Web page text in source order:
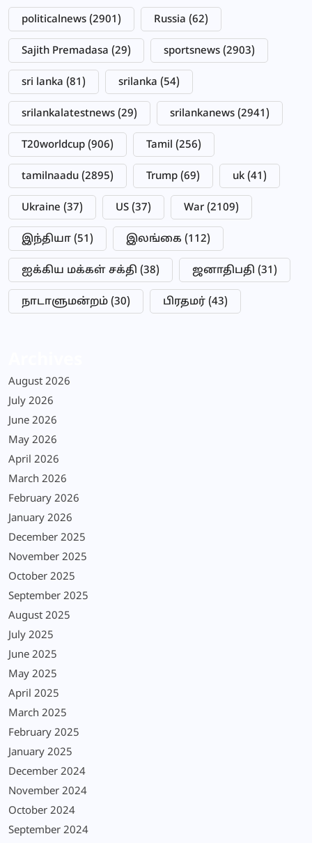
politicalnews (2901) Russia (62)
Sajith Premadasa (29) sportsnews (2903)
sri lanka (81) srilanka (54)
srilankalatestnews (29) srilankanews (2941)
T20worldcup (906) Tamil (256)
tamilnaadu (2895) Trump (69) uk (41)
Ukraine (37) US (37) War (2109)
இந்தியா (51) இலங்கை (112)
ஐக்கிய மக்கள் சக்தி (38) ஜனாதிபதி (31)
நாடாளுமன்றம் (30) பிரதமர் (43)
August 2026
July 2026
June 2026
May 2026
April 2026
March 2026
February 2026
January 2026
December 2025
November 2025
October 2025
September 2025
August 2025
July 2025
June 2025
May 2025
April 2025
March 2025
February 2025
January 2025
December 2024
November 2024
October 2024
September 2024